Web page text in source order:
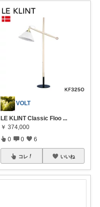
VOLT
LE KLINT Classic Floo ...
￥ 374,000
0 0 6
コレ いいね